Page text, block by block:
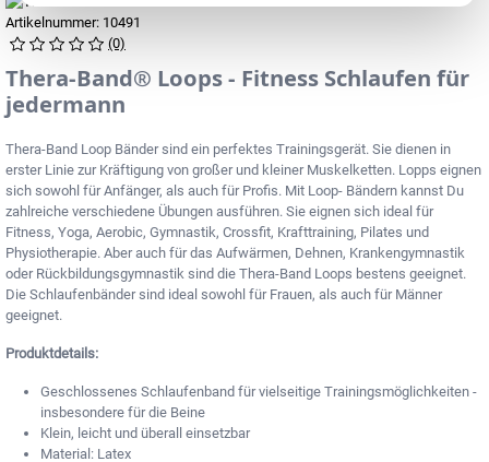
Artikelnummer: 10491
(0)
Thera-Band® Loops - Fitness Schlaufen für
jedermann
Thera-Band Loop Bänder sind ein perfektes Trainingsgerät. Sie dienen in
erster Linie zur Kräftigung von großer und kleiner Muskelketten. Lopps eignen
sich sowohl für Anfänger, als auch für Profis. Mit Loop- Bändern kannst Du
zahlreiche verschiedene Übungen ausführen. Sie eignen sich ideal für
Fitness, Yoga, Aerobic, Gymnastik, Crossfit, Krafttraining, Pilates und
Physiotherapie. Aber auch für das Aufwärmen, Dehnen, Krankengymnastik
oder Rückbildungsgymnastik sind die Thera-Band Loops bestens geeignet.
Die Schlaufenbänder sind ideal sowohl für Frauen, als auch für Männer
geeignet.
Produktdetails:
Geschlossenes Schlaufenband für vielseitige Trainingsmöglichkeiten -
insbesondere für die Beine
Klein, leicht und überall einsetzbar
Material: Latex